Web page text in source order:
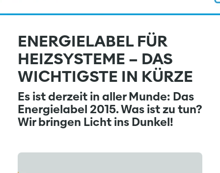
ENERGIELABEL FÜR
HEIZSYSTEME – DAS
WICHTIGSTE IN KÜRZE
Es ist derzeit in aller Munde: Das
Energielabel 2015. Was ist zu tun?
Wir bringen Licht ins Dunkel!